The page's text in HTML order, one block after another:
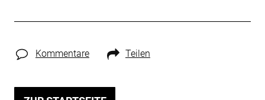
Kommentare Teilen